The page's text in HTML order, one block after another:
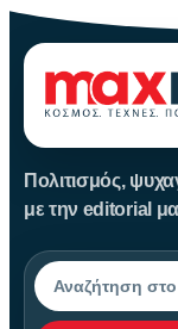
Πολιτισμός,
με την editorial
Αναζήτηση